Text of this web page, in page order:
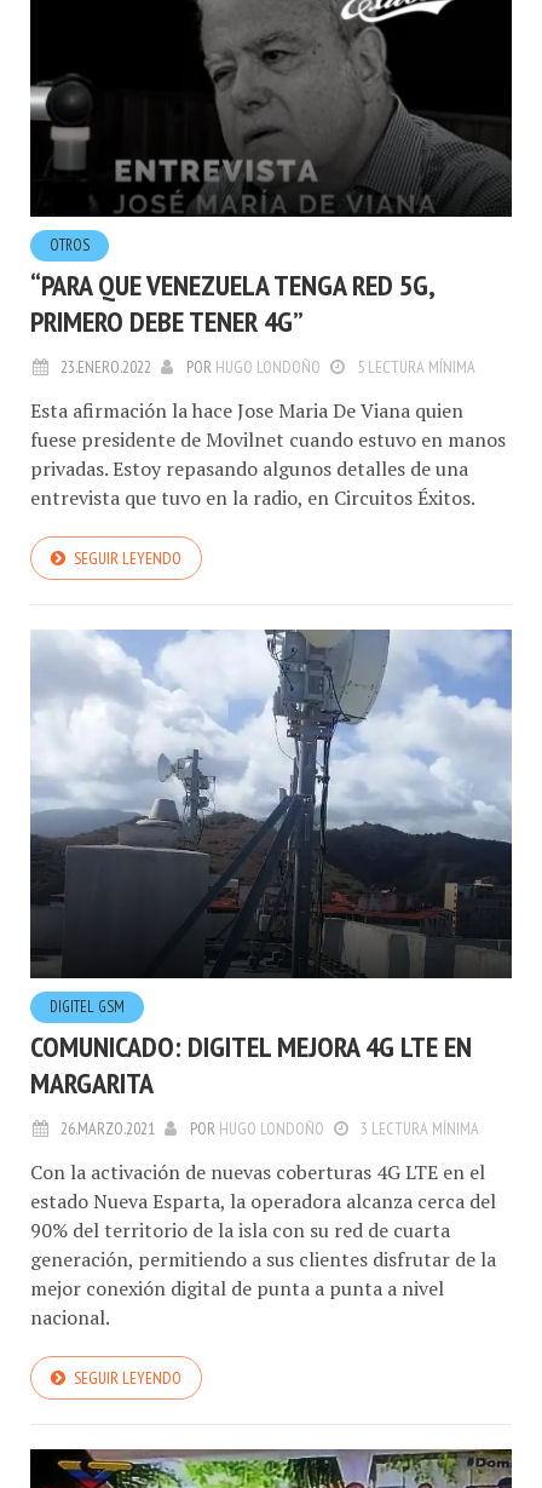
OTROS
“PARA QUE VENEZUELA TENGA RED 5G,
PRIMERO DEBE TENER 4G”
23.ENERO.2022 POR HUGO LONDOÑO 5 LECTURA MÍNIMA
Esta afirmación la hace Jose Maria De Viana quien
fuese presidente de Movilnet cuando estuvo en manos
privadas. Estoy repasando algunos detalles de una
entrevista que tuvo en la radio, en Circuitos Éxitos.
SEGUIR LEYENDO
DIGITEL GSM
COMUNICADO: DIGITEL MEJORA 4G LTE EN
MARGARITA
26.MARZO.2021 POR HUGO LONDOÑO 3 LECTURA MÍNIMA
Con la activación de nuevas coberturas 4G LTE en el
estado Nueva Esparta, la operadora alcanza cerca del
90% del territorio de la isla con su red de cuarta
generación, permitiendo a sus clientes disfrutar de la
mejor conexión digital de punta a punta a nivel
nacional.
SEGUIR LEYENDO